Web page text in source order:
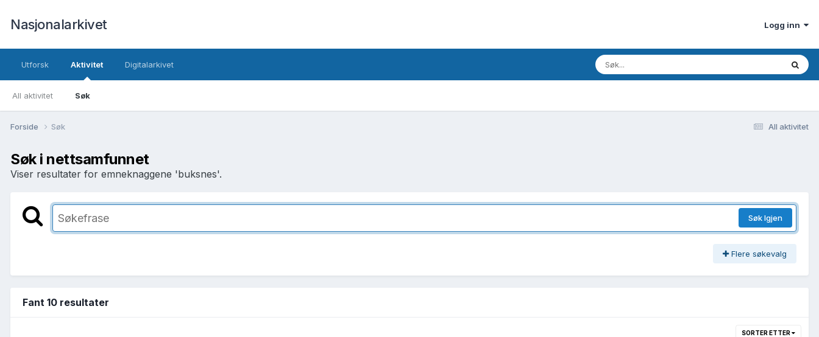
Nasjonalarkivet Logg inn
Utforsk Aktivitet
All aktivitet Søk
Digitalarkivet
All aktivitet
Forside Søk
Søk i nettsamfunnet
Viser resultater for emneknaggene 'buksnes'.
Søk Igjen
Flere søkevalg
Fant 10 resultater
SORTER ETTER